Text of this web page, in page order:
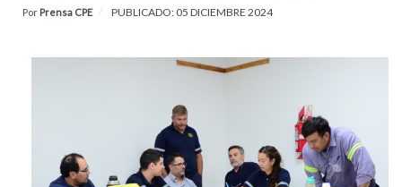
Por Prensa CPE PUBLICADO: 05 DICIEMBRE 2024